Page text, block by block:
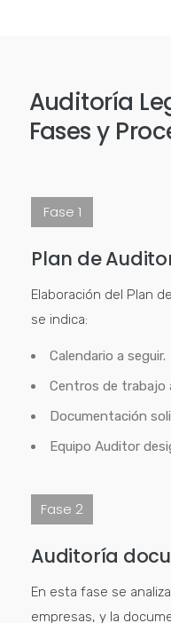
Auditoría
Fases y
Fase 1
Plan de
Elaboración del Plan
se indica:
Calendario a seguir.
Centros de trabajo
Documentación
Equipo Auditor
Fase 2
Auditoría
En esta fase se
empresas, y la